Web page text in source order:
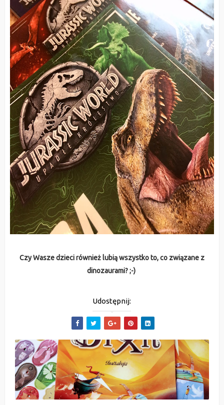
Czy Wasze dzieci również lubią wszystko to, co związane z
dinozaurami? ;-)
Udostępnij: